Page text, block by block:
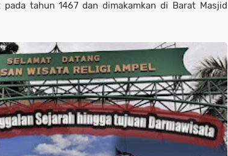
tahun 1467 dan dimakamkan di Barat Masjid